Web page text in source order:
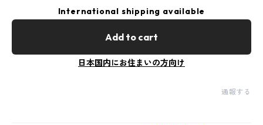
International shipping available
Add to cart
日本国内にお住まいの方向け
通報する